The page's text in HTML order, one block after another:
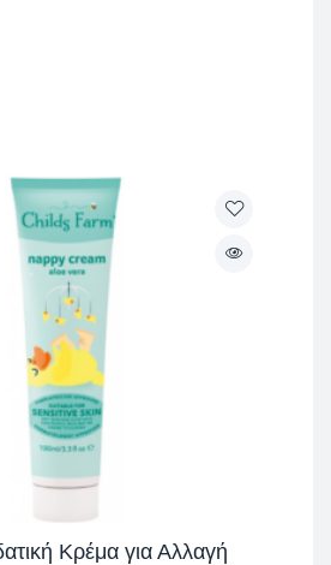
Κρέμα για Αλλαγή